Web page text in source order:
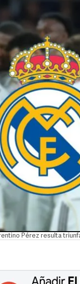
Pérez resulta